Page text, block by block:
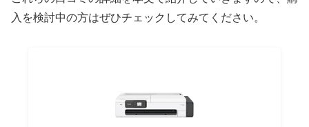
入を検討中の方はぜひチェックしてみてください。